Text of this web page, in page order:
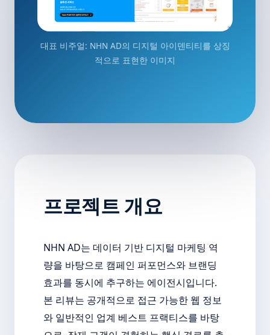
대표 비주얼: NHN AD의 디지털 아이덴티티를 상징
적으로 표현한 이미지
프로젝트 개요
NHN AD는 데이터 기반 디지털 마케팅 역
량을 바탕으로 캠페인 퍼포먼스와 브랜딩
효과를 동시에 추구하는 에이전시입니다.
본 리뷰는 공개적으로 접근 가능한 웹 정보
와 일반적인 업계 베스트 프랙티스를 바탕